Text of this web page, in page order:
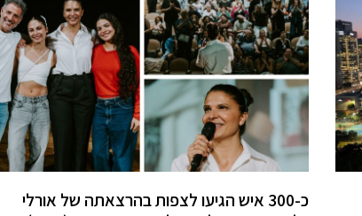
כ-300 איש הגיעו לצפות בהרצאתה של אורלי